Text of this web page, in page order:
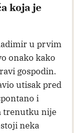
koja je
u prvim
onako kako
gospodin.
utisak pred
i
trenutku nije
neka